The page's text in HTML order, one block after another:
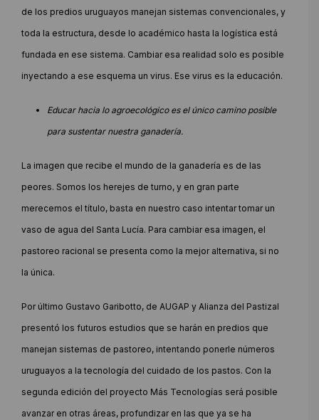
de los predios uruguayos manejan sistemas convencionales, y
toda la estructura, desde lo académico hasta la logística está
fundada en ese sistema. Cambiar esa realidad solo es posible
inyectando a ese esquema un virus. Ese virus es la educación.
Educar hacia lo agroecológico es el único camino posible
para sustentar nuestra ganadería.
La imagen que recibe el mundo de la ganadería es de las
peores. Somos los herejes de turno, y en gran parte
merecemos el título, basta en nuestro caso intentar tomar un
vaso de agua del Santa Lucía. Para cambiar esa imagen, el
pastoreo racional se presenta como la mejor alternativa, si no
la única.
Por último Gustavo Garibotto, de AUGAP y Alianza del Pastizal
presentó los futuros estudios que se harán en predios que
manejan sistemas de pastoreo, intentando ponerle números
uruguayos a la tecnología del cuidado de los pastos. Con la
segunda edición del proyecto Más Tecnologías será posible
avanzar en otras áreas, profundizar en las que ya se ha